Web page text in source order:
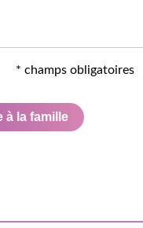
* champs obligatoires
à la famille